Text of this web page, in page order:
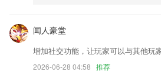
闻人豪堂
增加社交功能，让玩家可以与其他玩
2026-06-28 04:58 推荐